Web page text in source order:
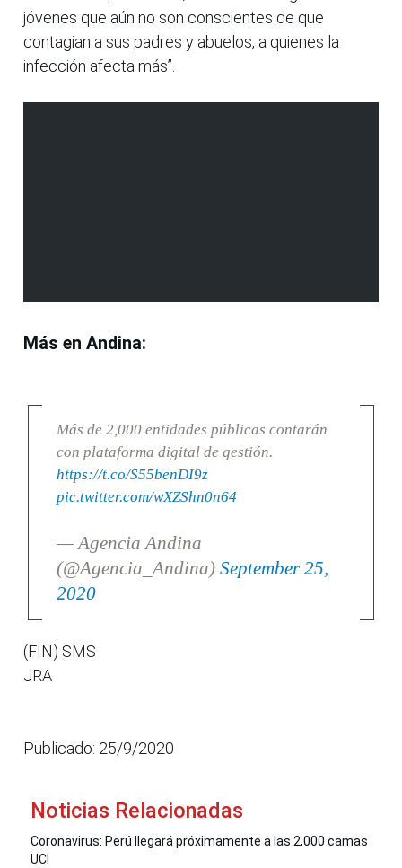
jóvenes que aún no son conscientes de que
contagian a sus padres y abuelos, a quienes la
infección afecta más”.
Más en Andina:
Más de 2,000 entidades públicas contarán
con plataforma digital de gestión.
https://t.co/S55benDI9z
pic.twitter.com/wXZShn0n64
— Agencia Andina
(@Agencia_Andina) September 25,
2020
(FIN) SMS
JRA
Publicado: 25/9/2020
Noticias Relacionadas
Coronavirus: Perú llegará próximamente a las 2,000 camas
UCI